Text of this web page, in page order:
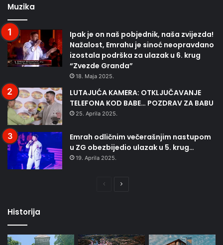
Muzika
Ipak je on naš pobjednik, naša zvijezda!
Nažalost, Emrahu je sinoć neopravdano
izostala podrška za ulazak u 6. krug
“Zvezde Granda”
18. Maja 2025.
LUTAJUĆA KAMERA: OTKLJUČAVANJE
TELEFONA KOD BABE… POZDRAV ZA BABU
25. Aprila 2025.
Emrah odličnim večerašnjim nastupom
u ZG obezbijedio ulazak u 5. krug…
19. Aprila 2025.
PrethodnaNaredna
Historija